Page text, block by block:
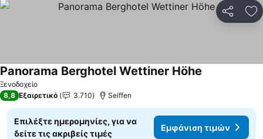
Ξενοδοχείο
Panorama Berghotel Wettiner Höhe
8,8 Εξαιρετικό 3.710 Seiffen
Επιλέξτε ημερομηνίες, για να
δείτε τις ακριβείς τιμές
Εμφάνιση τιμών